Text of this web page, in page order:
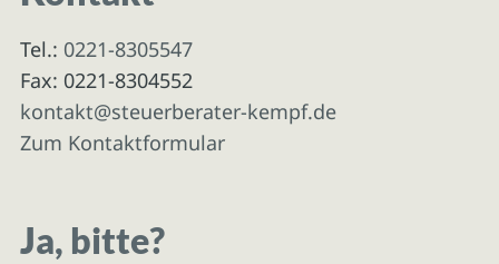
Tel.: 0221-8305547
Fax: 0221-8304552
kontakt@steuerberater-kempf.de
Zum Kontaktformular
Ja, bitte?